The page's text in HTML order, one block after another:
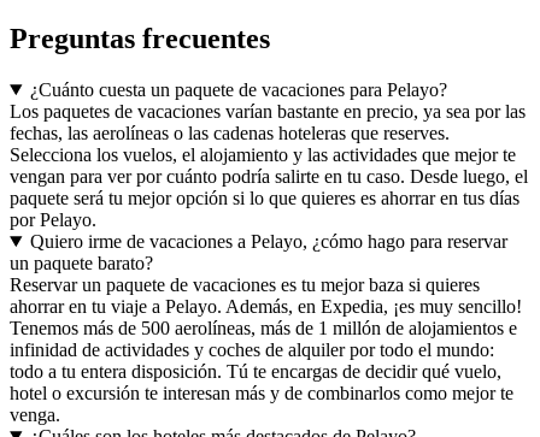
Preguntas frecuentes
¿Cuánto cuesta un paquete de vacaciones para Pelayo?
Los paquetes de vacaciones varían bastante en precio, ya sea por las
fechas, las aerolíneas o las cadenas hoteleras que reserves.
Selecciona los vuelos, el alojamiento y las actividades que mejor te
vengan para ver por cuánto podría salirte en tu caso. Desde luego, el
paquete será tu mejor opción si lo que quieres es ahorrar en tus días
por Pelayo.
Quiero irme de vacaciones a Pelayo, ¿cómo hago para reservar
un paquete barato?
Reservar un paquete de vacaciones es tu mejor baza si quieres
ahorrar en tu viaje a Pelayo. Además, en Expedia, ¡es muy sencillo!
Tenemos más de 500 aerolíneas, más de 1 millón de alojamientos e
infinidad de actividades y coches de alquiler por todo el mundo:
todo a tu entera disposición. Tú te encargas de decidir qué vuelo,
hotel o excursión te interesan más y de combinarlos como mejor te
venga.